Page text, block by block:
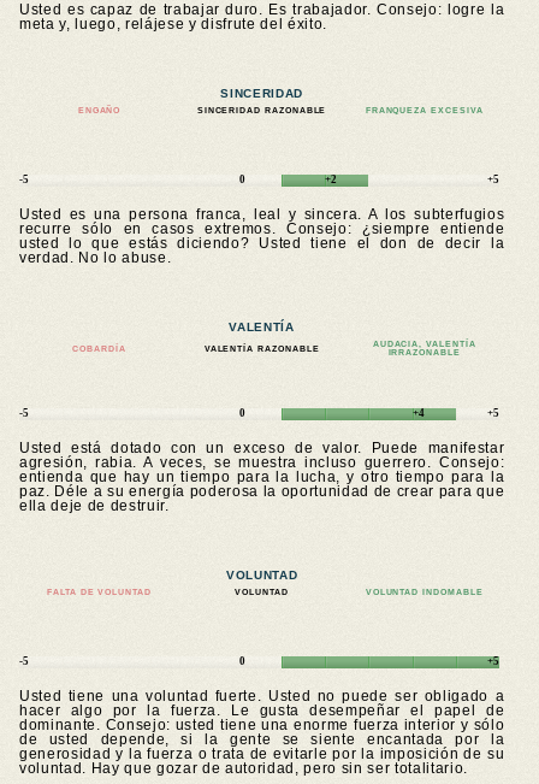
Usted es capaz de trabajar duro. Es trabajador. Consejo: logre la
meta y, luego, relájese y disfrute del éxito.
SINCERIDAD
ENGAÑO SINCERIDAD RAZONABLE FRANQUEZA EXCESIVA
-5 0 +2 +5
Usted es una persona franca, leal y sincera. A los subterfugios
recurre sólo en casos extremos. Consejo: ¿siempre entiende
usted lo que estás diciendo? Usted tiene el don de decir la
verdad. No lo abuse.
VALENTÍA
COBARDÍA VALENTÍA RAZONABLE
AUDACIA, VALENTÍA
IRRAZONABLE
-5 0 +4 +5
Usted está dotado con un exceso de valor. Puede manifestar
agresión, rabia. A veces, se muestra incluso guerrero. Consejo:
entienda que hay un tiempo para la lucha, y otro tiempo para la
paz. Déle a su energía poderosa la oportunidad de crear para que
ella deje de destruir.
VOLUNTAD
FALTA DE VOLUNTAD VOLUNTAD VOLUNTAD INDOMABLE
-5 0 +5
Usted tiene una voluntad fuerte. Usted no puede ser obligado a
hacer algo por la fuerza. Le gusta desempeñar el papel de
dominante. Consejo: usted tiene una enorme fuerza interior y sólo
de usted depende, si la gente se siente encantada por la
generosidad y la fuerza o trata de evitarle por la imposición de su
voluntad. Hay que gozar de autoridad, pero sin ser totalitario.